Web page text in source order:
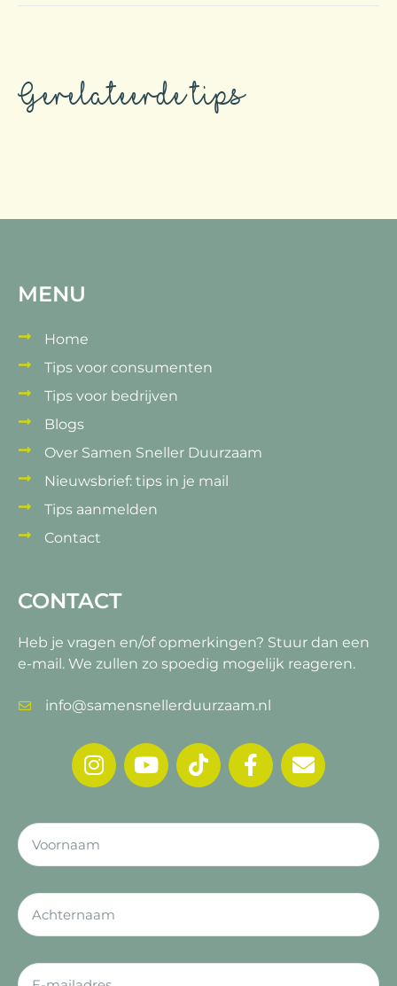
Gerelateerde tips
MENU
Home
Tips voor consumenten
Tips voor bedrijven
Blogs
Over Samen Sneller Duurzaam
Nieuwsbrief: tips in je mail
Tips aanmelden
Contact
CONTACT
Heb je vragen en/of opmerkingen? Stuur dan een
e-mail. We zullen zo spoedig mogelijk reageren.
info@samensnellerduurzaam.nl